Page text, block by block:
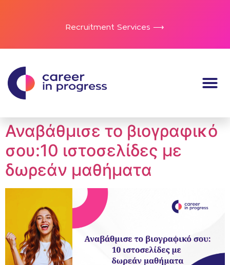
Recruitment Services ⟶
Αναβάθμισε το βιογραφικό
σου:10 ιστοσελίδες με
δωρεάν μαθήματα